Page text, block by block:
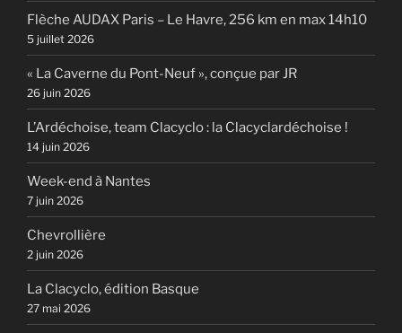
Flèche AUDAX Paris – Le Havre, 256 km en max 14h10
5 juillet 2026
« La Caverne du Pont-Neuf », conçue par JR
26 juin 2026
L’Ardéchoise, team Clacyclo : la Clacyclardéchoise !
14 juin 2026
Week-end à Nantes
7 juin 2026
Chevrollière
2 juin 2026
La Clacyclo, édition Basque
27 mai 2026